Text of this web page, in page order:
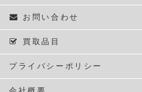
お問い合わせ
買取品目
プライバシーポリシー